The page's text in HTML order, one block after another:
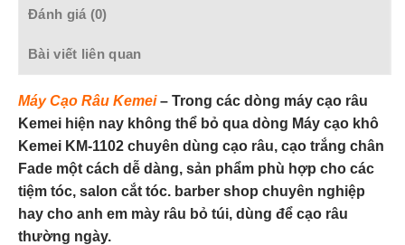
Đánh giá (0)
Bài viết liên quan
Máy Cạo Râu Kemei– Trong các dòng máy cạo râu
Kemei hiện nay không thể bỏ qua dòng Máy cạo khô
Kemei KM-1102 chuyên dùng cạo râu, cạo trắng chân
Fade một cách dễ dàng, sản phẩm phù hợp cho các
tiệm tóc, salon cắt tóc. barber shop chuyên nghiệp
hay cho anh em mày râu bỏ túi, dùng để cạo râu
thường ngày.